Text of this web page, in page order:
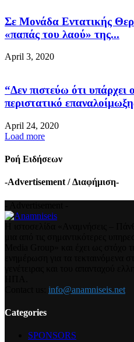
Σε Μονάδα Εντατικής
«παπάς του λαού» της...
April 3, 2020
“Δεν πιστεύω ότι υπάρχει
περιστατικό
April 24, 2020
Load more
Ροή Ειδήσεων
-Advertisement / Διαφήμιση-
info@anamniseis.net
Categories
SPONSORS